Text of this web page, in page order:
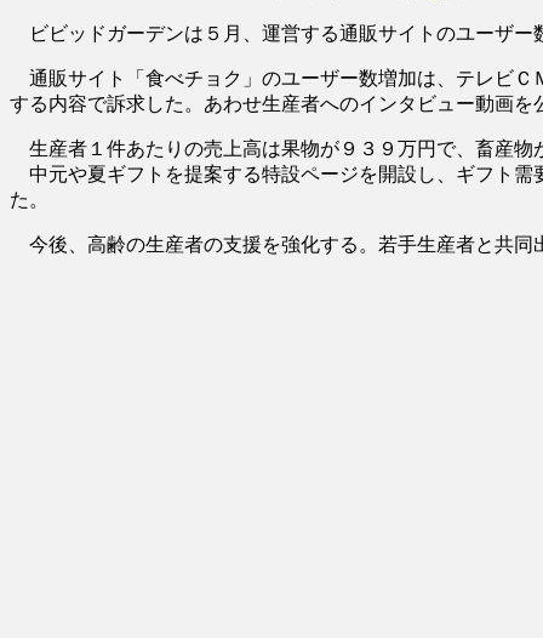
ビビッドガーデンは５月、運営する通販サイトのユーザー
通販サイト「食べチョク」のユーザー数増加は、テレビＣ
する内容で訴求した。あわせ生産者へのインタビュー動画を
生産者１件あたりの売上高は果物が９３９万円で、畜産物
中元や夏ギフトを提案する特設ページを開設し、ギフト需
た。
今後、高齢の生産者の支援を強化する。若手生産者と共同